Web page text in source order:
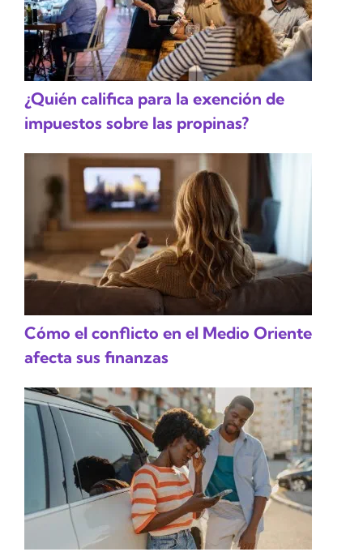
¿Quién califica para la exención de
impuestos sobre las propinas?
Cómo el conflicto en el Medio Oriente
afecta sus finanzas